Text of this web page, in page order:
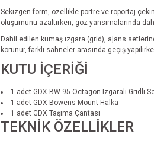
Sekizgen form, özellikle portre ve röportaj
oluşumunu azaltırken, göz yansımalarında
Dahil edilen kumaş ızgara (grid), ajans
korunur, farklı sahneler arasında geçiş
KUTU İÇERİĞİ
1 adet GDX BW-95 Octagon Izgaralı Gridli
1 adet GDX Bowens Mount Halka
1 adet GDX Taşıma Çantası
TEKNİK ÖZELLİKLER